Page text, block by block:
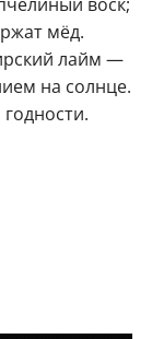
мёд.
лайм —
на солнце.